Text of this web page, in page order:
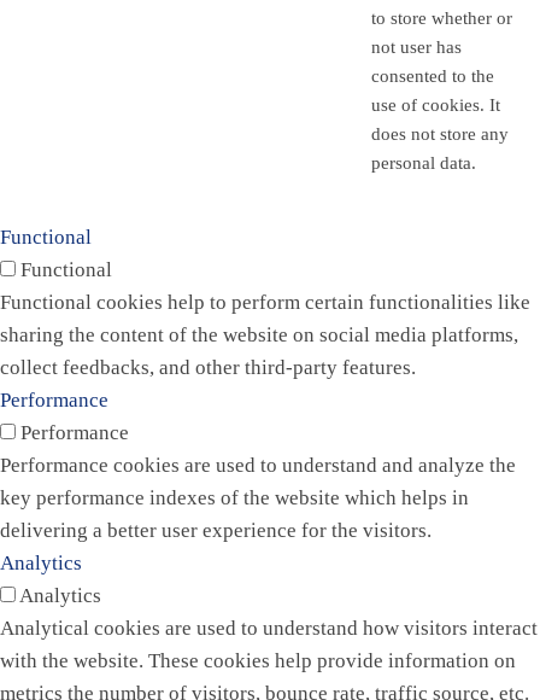
to store whether or
not user has
consented to the
use of cookies. It
does not store any
personal data.
Functional
Functional
Functional cookies help to perform certain functionalities like
sharing the content of the website on social media platforms,
collect feedbacks, and other third-party features.
Performance
Performance
Performance cookies are used to understand and analyze the
key performance indexes of the website which helps in
delivering a better user experience for the visitors.
Analytics
Analytics
Analytical cookies are used to understand how visitors interact
with the website. These cookies help provide information on
metrics the number of visitors, bounce rate, traffic source, etc.